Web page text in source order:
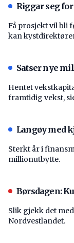
Riggar seg
Få prosjekt vil bli
kan
Satser nye
Hentet
framtidig vekst,
Langøy med
Sterkt år i
millionutbytte.
Børsdagen:
Slik gjekk det
Nordvestlandet.